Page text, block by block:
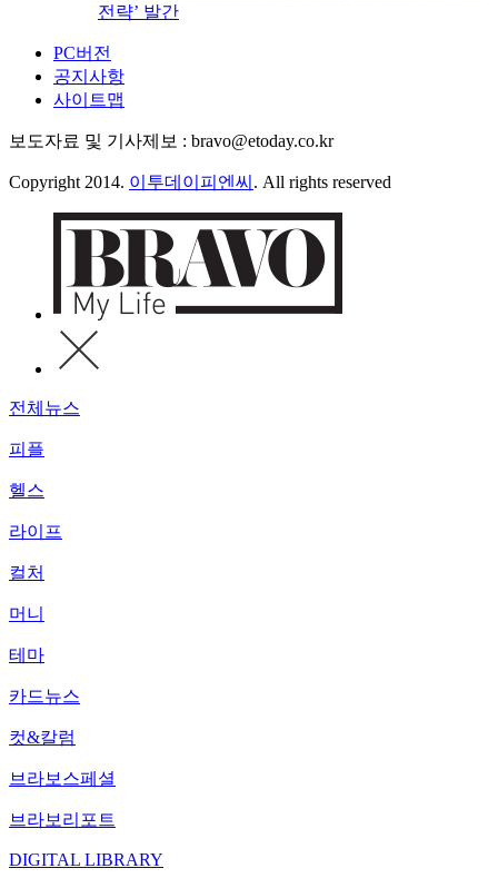
전략’ 발간
PC버전
공지사항
사이트맵
보도자료 및 기사제보 : bravo@etoday.co.kr
Copyright 2014. 이투데이피엔씨 . All rights reserved
전체뉴스
피플
헬스
라이프
컬처
머니
테마
카드뉴스
컷&칼럼
브라보스페셜
브라보리포트
DIGITAL LIBRARY